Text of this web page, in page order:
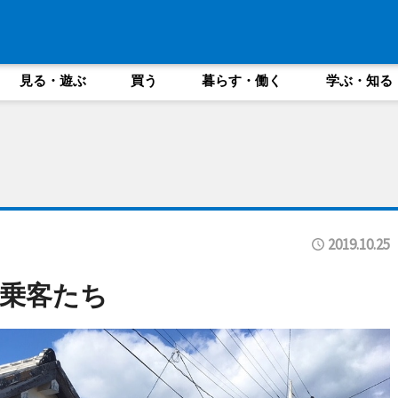
見る・遊ぶ 買う 暮らす・働く 学ぶ・知る
2019.10.25
客たち